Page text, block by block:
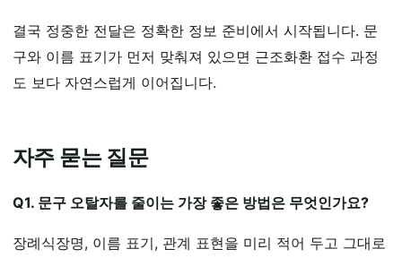
결국 정중한 전달은 정확한 정보 준비에서 시작됩니다. 문
구와 이름 표기가 먼저 맞춰져 있으면 근조화환 접수 과정
도 보다 자연스럽게 이어집니다.
자주 묻는 질문
Q1. 문구 오탈자를 줄이는 가장 좋은 방법은 무엇인가요?
장례식장명, 이름 표기, 관계 표현을 미리 적어 두고 그대로